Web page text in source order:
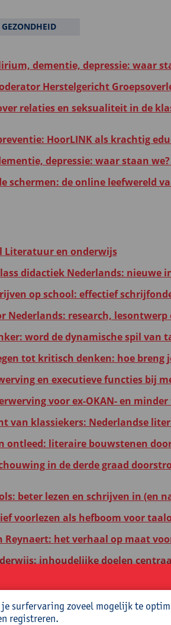
GEZONDHEID
dementie, depressie: waar
Herstelgericht
relaties en seksualiteit in de
HoorLINK als krachtig
depressie: waar staan
schermen: de online leefwereld
Literatuur en onderwijs
didactiek Nederlands: nieuwe
op school: effectief
Nederlands: research,
word de dynamische spil van
tot kritisch denken: hoe breng
en executieve functies bij
voor ex-OKAN- en
van klassiekers: Nederlandse
ontleed: literaire bouwstenen
in de derde graad
beter lezen en schrijven in (en
voorlezen als hefboom voor
Reynaert: het verhaal op maat
inhoudelijke doelen
meer doen met een kennisclip
nu? Een verhaal als didactisch
je surfervaring zoveel mogelijk te
registreren.